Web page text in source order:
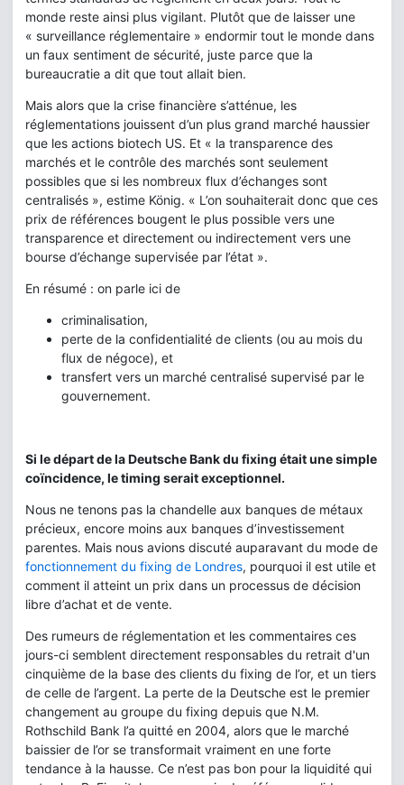
monde reste ainsi plus vigilant. Plutôt que de laisser une
« surveillance réglementaire » endormir tout le monde dans
un faux sentiment de sécurité, juste parce que la
bureaucratie a dit que tout allait bien.
Mais alors que la crise financière s’atténue, les
réglementations jouissent d’un plus grand marché haussier
que les actions biotech US. Et « la transparence des
marchés et le contrôle des marchés sont seulement
possibles que si les nombreux flux d’échanges sont
centralisés », estime König. « L’on souhaiterait donc que ces
prix de références bougent le plus possible vers une
transparence et directement ou indirectement vers une
bourse d’échange supervisée par l’état ».
En résumé : on parle ici de
criminalisation,
perte de la confidentialité de clients (ou au mois du
flux de négoce), et
transfert vers un marché centralisé supervisé par le
gouvernement.
Si le départ de la Deutsche Bank du fixing était une simple
coïncidence, le timing serait exceptionnel.
Nous ne tenons pas la chandelle aux banques de métaux
précieux, encore moins aux banques d’investissement
parentes. Mais nous avions discuté auparavant du mode de
fonctionnement du fixing de Londres, pourquoi il est utile et
comment il atteint un prix dans un processus de décision
libre d’achat et de vente.
Des rumeurs de réglementation et les commentaires ces
jours-ci semblent directement responsables du retrait d'un
cinquième de la base des clients du fixing de l’or, et un tiers
de celle de l’argent. La perte de la Deutsche est le premier
changement au groupe du fixing depuis que N.M.
Rothschild Bank l’a quitté en 2004, alors que le marché
baissier de l’or se transformait vraiment en une forte
tendance à la hausse. Ce n’est pas bon pour la liquidité qui